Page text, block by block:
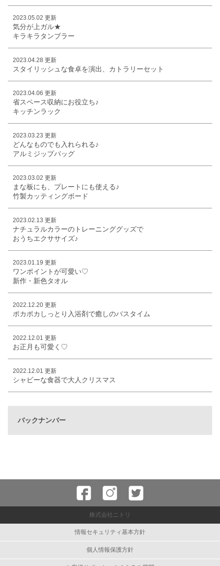
2023.05.02 更新
気分が上ガル★
キラキラタンブラー
2023.04.28 更新
スタイリッシュな食卓を演出、カトラリーセット
2023.04.06 更新
省スペース収納にお役立ち♪
キッチンラック
2023.03.23 更新
どんなものでも入れられる♪
アルミジップバッグ
2023.03.02 更新
まな板にも、プレートにも使える♪
竹製カッティングボード
2023.02.13 更新
ナチュラルカラーのトレーニンググッズで
おうちエクササイズ♪
2023.01.19 更新
ワンポイントが可愛い♡
新作・新色タオル
2022.12.20 更新
ポカポカしっとり入浴剤で癒しのバスタイム
2022.12.01 更新
お正月も可愛く♡
2022.12.01 更新
シャビーな食器で大人クリスマス
バックナンバー
株式会社ニトリ
情報セキュリティ基本方針
個人情報保護方針